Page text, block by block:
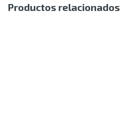
Productos relacionados